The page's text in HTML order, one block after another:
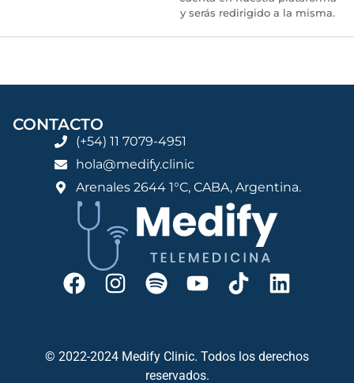
y serás redirigido a la misma.
CONTACTO
(+54) 11 7079-4951
hola@medify.clinic
Arenales 2644 1°C, CABA, Argentina.
© 2022-2024 Medify Clinic. Todos los derechos
reservados.